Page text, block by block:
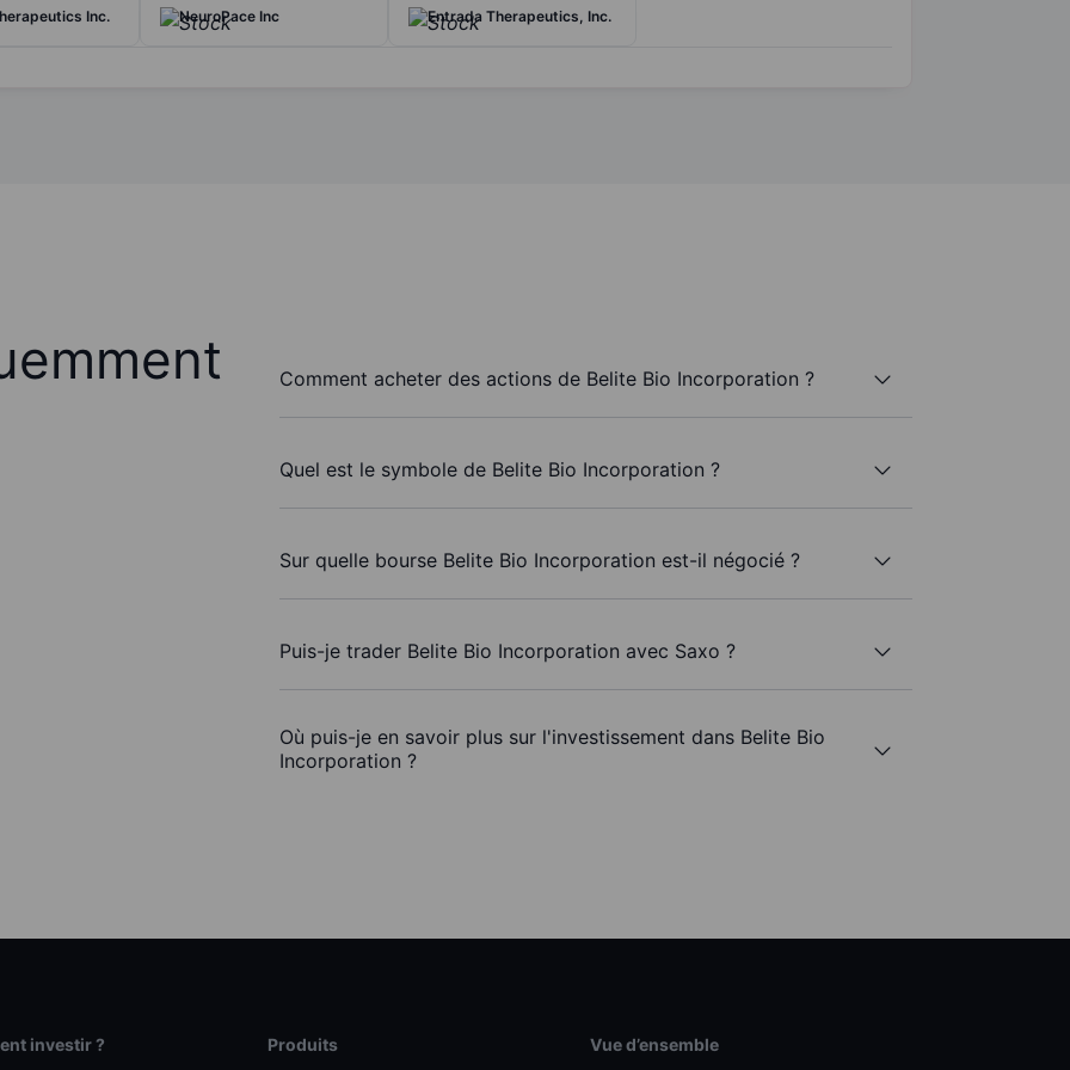
Inc. NeuroPace Inc Entrada Therapeutics, Inc.
Comment acheter des actions de Belite Bio Incorporation ?
Quel est le symbole de Belite Bio Incorporation ?
Sur quelle bourse Belite Bio Incorporation est-il négocié ?
Puis-je trader Belite Bio Incorporation avec Saxo ?
Où puis-je en savoir plus sur l'investissement dans Belite Bio
Incorporation ?
investir ? Produits Vue d’ensemble